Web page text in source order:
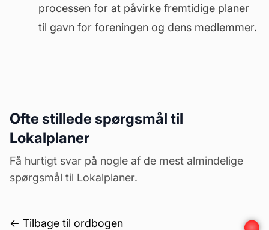
processen for at påvirke fremtidige planer
til gavn for foreningen og dens medlemmer.
Ofte stillede spørgsmål til
Lokalplaner
Få hurtigt svar på nogle af de mest almindelige
spørgsmål til Lokalplaner.
← Tilbage til ordbogen